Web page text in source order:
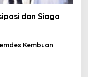
dan Siaga
Kembuan